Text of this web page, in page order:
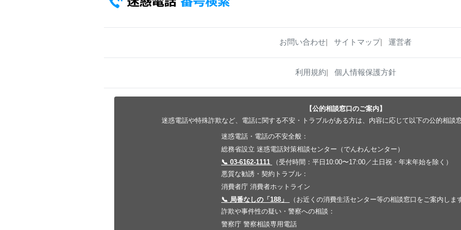
お問い合わせ サイトマップ 運営者
利用規約 個人情報保護方針
【公的相談窓口のご案内】
迷惑電話や特殊詐欺など、電話に関する不安・トラブルがある方は、内容に応じて以下の公的相談
迷惑電話・電話の不安全般：
総務省設立 迷惑電話対策相談センター（でんわんセンター）
📞 03-6162-1111
（受付時間：平日10:00〜17:00／土日祝・年末年始を除く）
悪質な勧誘・契約トラブル：
消費者庁 消費者ホットライン
📞 局番なしの「188」
（お近くの消費生活センター等の相談窓口をご案内しま
詐欺や事件性の疑い・警察への相談：
警察庁 警察相談専用電話